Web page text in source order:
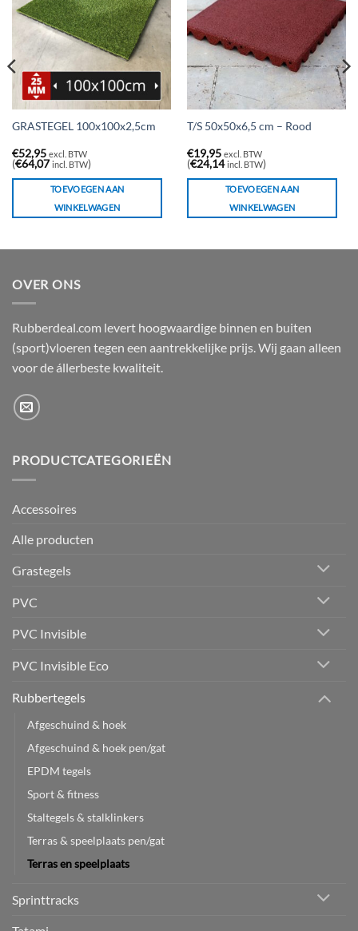
GRASTEGEL 100x100x2,5cm
€52,95 excl. BTW
(€64,07 incl. BTW)
TOEVOEGEN AAN
WINKELWAGEN
T/S 50x50x6,5 cm – Rood
€19,95 excl. BTW
(€24,14 incl. BTW)
TOEVOEGEN AAN
WINKELWAGEN
OVER ONS
Rubberdeal.com levert hoogwaardige binnen en buiten
(sport)vloeren tegen een aantrekkelijke prijs. Wij gaan alleen
voor de állerbeste kwaliteit.
PRODUCTCATEGORIEËN
Accessoires
Alle producten
Grastegels
PVC
PVC Invisible
PVC Invisible Eco
Rubbertegels
Afgeschuind & hoek
Afgeschuind & hoek pen/gat
EPDM tegels
Sport & fitness
Staltegels & stalklinkers
Terras & speelplaats pen/gat
Terras en speelplaats
Sprinttracks